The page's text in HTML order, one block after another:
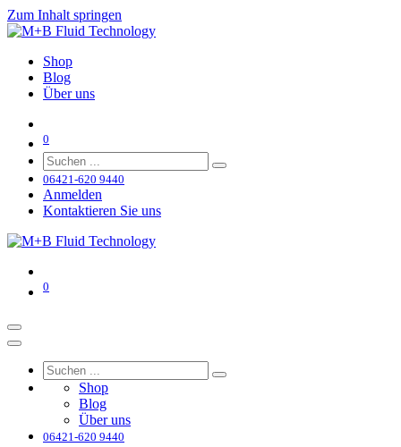
Zum Inhalt springen
Shop
Blog
Über uns
0
06421-620 9440
Anmelden
Kontaktieren Sie uns
0
Shop
Blog
Über uns
06421-620 9440